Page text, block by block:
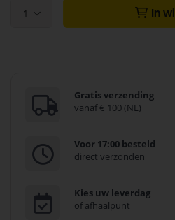
1 In
Gratis verzending
vanaf € 100 (NL)
Voor 17:00 besteld
direct verzonden
Kies uw leverdag
of afhaalpunt